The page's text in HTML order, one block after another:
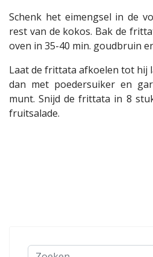
Schenk het eimengsel in de
rest van de kokos. Bak de
oven in 35-40 min. goudbruin
Laat de frittata afkoelen tot hij
dan met poedersuiker en
munt. Snijd de frittata in 8
fruitsalade.